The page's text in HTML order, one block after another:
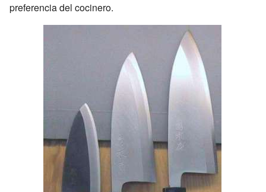
preferencia del cocinero.